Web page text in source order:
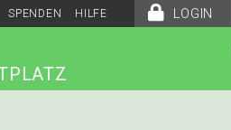
LOGIN
SPENDEN HILFE